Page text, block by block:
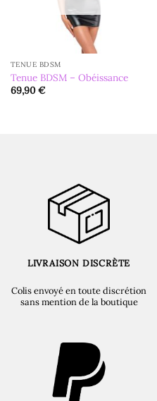
TENUE BDSM
Tenue BDSM – Obéissance
69,90€
LIVRAISON DISCRÈTE
Colis envoyé en toute discrétion
sans mention de la boutique